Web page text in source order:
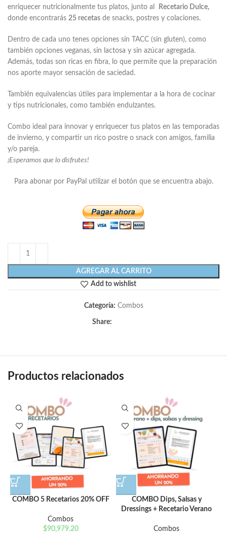
enriquecer nutricionalmente tus platos, junto al
Recetario Dulce,
donde encontrarás 25 recetas de snacks, postres y colaciones.
Dentro de cada uno tenes opciones sin TACC (sin gluten), como
también opciones veganas, sin lactosa y sin azúcar agregada.
Además, todas son ricas en fibra, lo que permite que la preparación
nos aporte mayor sensación de saciedad.
También equivalencias útiles para implementar a la hora de cocinar
y tips nutricionales, como también endulzantes.
Combo ideal para innovar y enriquecer tus platos en las temporadas
de invierno, y compartir un rico postre o snack con amigos, familia
y/o pareja.
¡Esperamos que lo disfrutes!
Para abonar por PayPal utilizar el botón que se encuentra abajo.
AGREGAR AL CARRITO
Add to wishlist
Categoría: Combos
Share:
Productos relacionados
COMBO 5 Recetarios 20% OFF
Combos
$90,979.20
COMBO Dips, Salsas y
Dressings + Recetario Verano
Combos